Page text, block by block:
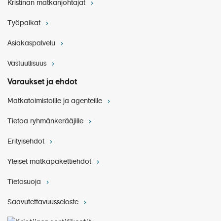
Kristinan matkanjohtajat
Työpaikat
Asiakaspalvelu
Vastuullisuus
Varaukset ja ehdot
Matkatoimistoille ja agenteille
Tietoa ryhmänkerääjille
Erityisehdot
Yleiset matkapakettiehdot
Tietosuoja
Saavutettavuusseloste